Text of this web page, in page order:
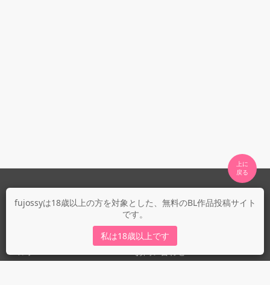
fujossyは18歳以上の方を対象とした、無料のBL作品投稿サイト
です。
私は18歳以上です
上に
fujossyについて
fujossy運営ブログ